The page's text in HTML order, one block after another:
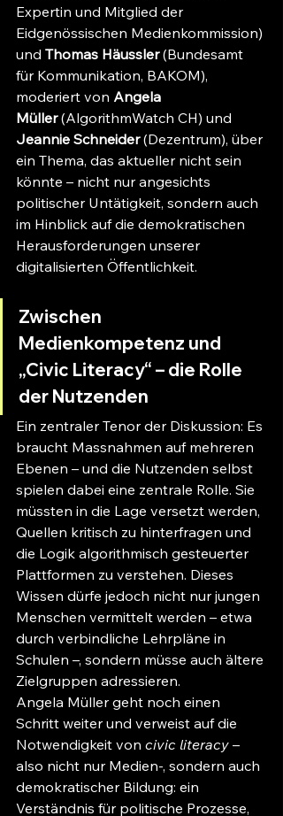
Expertin und Mitglied der
Eidgenössischen Medienkommission)
und Thomas Häussler (Bundesamt
für Kommunikation, BAKOM),
moderiert von Angela
Müller (AlgorithmWatch CH) und
Jeannie Schneider (Dezentrum), über
ein Thema, das aktueller nicht sein
könnte – nicht nur angesichts
politischer Untätigkeit, sondern auch
im Hinblick auf die demokratischen
Herausforderungen unserer
digitalisierten Öffentlichkeit.
Zwischen
Medienkompetenz und
„Civic Literacy“ – die Rolle
der Nutzenden
Ein zentraler Tenor der Diskussion: Es
braucht Massnahmen auf mehreren
Ebenen – und die Nutzenden selbst
spielen dabei eine zentrale Rolle. Sie
müssten in die Lage versetzt werden,
Quellen kritisch zu hinterfragen und
die Logik algorithmisch gesteuerter
Plattformen zu verstehen. Dieses
Wissen dürfe jedoch nicht nur jungen
Menschen vermittelt werden – etwa
durch verbindliche Lehrpläne in
Schulen –, sondern müsse auch ältere
Zielgruppen adressieren.
Angela Müller geht noch einen
Schritt weiter und verweist auf die
Notwendigkeit von civic literacy –
also nicht nur Medien-, sondern auch
demokratischer Bildung: ein
Verständnis für politische Prozesse,